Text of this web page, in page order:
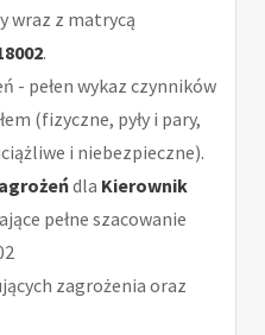
wraz z matrycą
.
- pełen wykaz czynników
(fizyczne, pyły i pary,
i niebezpieczne).
dla Kierownik
pełne szacowanie
zagrożenia oraz